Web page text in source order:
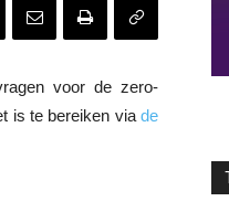
voor de zero-
is te bereiken via de